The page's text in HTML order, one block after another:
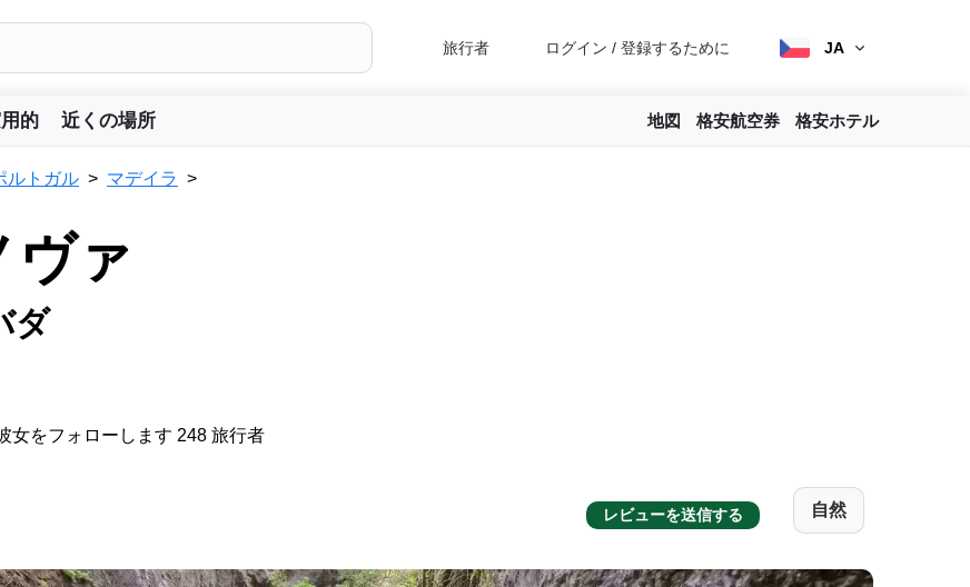
旅行者 ログイン / 登録するために JA
的 近くの場所 地図 格安航空券 格安ホテル
ルトガル マデイラ
ヴァ
ダ
女をフォローします 248 旅行者
レビューを送信する 自然